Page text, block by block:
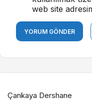
web site
YORUM GÖNDER
Çankaya Dershane